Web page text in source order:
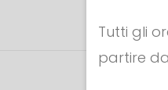
Tutti gli
partire